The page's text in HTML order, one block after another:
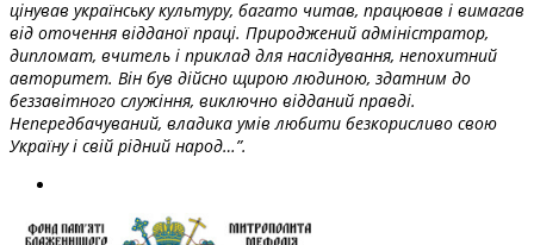
цінував українську культуру, багато читав, працював і вимагав
від оточення відданої праці. Природжений адміністратор,
дипломат, вчитель і приклад для наслідування, непохитний
авторитет. Він був дійсно щирою людиною, здатним до
беззавітного служіння, виключно відданий правді.
Непередбачуваний, владика умів любити безкорисливо свою
Україну і свій рідний народ…”.